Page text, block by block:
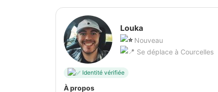
Louka
Nouveau
Se déplace à Courcelles
Identité vérifiée
À propos